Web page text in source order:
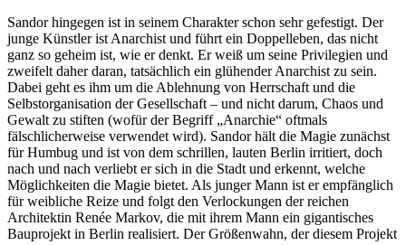
Sandor hingegen ist in seinem Charakter schon sehr gefestigt. Der
junge Künstler ist Anarchist und führt ein Doppelleben, das nicht
ganz so geheim ist, wie er denkt. Er weiß um seine Privilegien und
zweifelt daher daran, tatsächlich ein glühender Anarchist zu sein.
Dabei geht es ihm um die Ablehnung von Herrschaft und die
Selbstorganisation der Gesellschaft – und nicht darum, Chaos und
Gewalt zu stiften (wofür der Begriff „Anarchie“ oftmals
fälschlicherweise verwendet wird). Sandor hält die Magie zunächst
für Humbug und ist von dem schrillen, lauten Berlin irritiert, doch
nach und nach verliebt er sich in die Stadt und erkennt, welche
Möglichkeiten die Magie bietet. Als junger Mann ist er empfänglich
für weibliche Reize und folgt den Verlockungen der reichen
Architektin Renée Markov, die mit ihrem Mann ein gigantisches
Bauprojekt in Berlin realisiert. Der Größenwahn, der diesem Projekt